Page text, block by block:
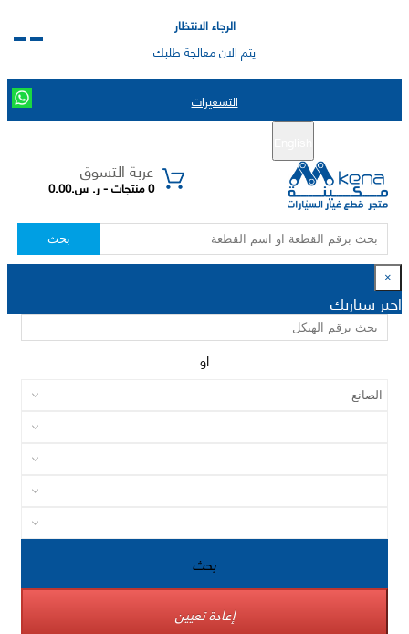
الرجاء الانتظار
يتم الان معالجة طلبك
التسعيرات
عربة التسوق
0 منتجات - ر. س.0.00
بحث
×
اختر سيارتك
او
بحث
إعادة تعيين